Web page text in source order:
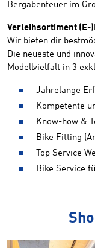
Bergabenteuer im
Verleihsortiment (E-
Wir bieten dir
Die neueste und
Modellvielfalt in 3
Jahrelange
Kompetente
Know-how &
Bike Fitting
Top Service
Bike Service